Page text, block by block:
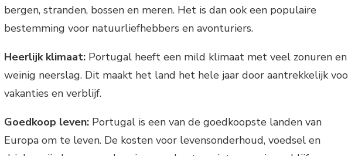
bergen, stranden, bossen en meren. Het is dan ook een populaire
bestemming voor natuurliefhebbers en avonturiers.
Heerlijk klimaat: Portugal heeft een mild klimaat met veel zonuren en
weinig neerslag. Dit maakt het land het hele jaar door aantrekkelijk
vakanties en verblijf.
Goedkoop leven: Portugal is een van de goedkoopste landen van
Europa om te leven. De kosten voor levensonderhoud, voedsel en